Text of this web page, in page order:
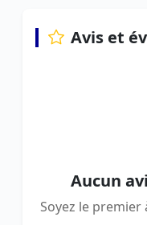
Avis et
Aucun
Soyez le